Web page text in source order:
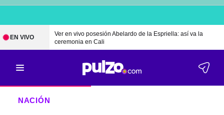
EN VIVO
Ver en vivo posesión Abelardo de la Espriella: así va la
ceremonia en Cali
NACIÓN